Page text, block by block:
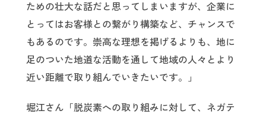
ための壮大な話だと思ってしまいますが、企業に
とってはお客様との繋がり構築など、チャンスで
もあるのです。崇高な理想を掲げるよりも、地に
足のついた地道な活動を通して地域の人々とより
近い距離で取り組んでいきたいです。」
堀江さん「脱炭素への取り組みに対して、ネガテ